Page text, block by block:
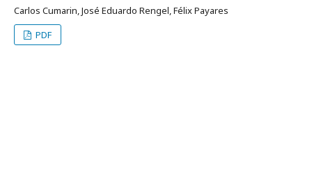
Carlos Cumarin, José Eduardo Rengel, Félix Payares
PDF